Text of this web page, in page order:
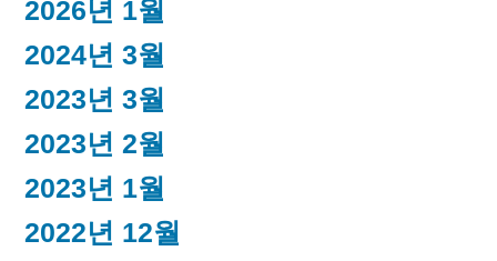
2026년 1월
2024년 3월
2023년 3월
2023년 2월
2023년 1월
2022년 12월